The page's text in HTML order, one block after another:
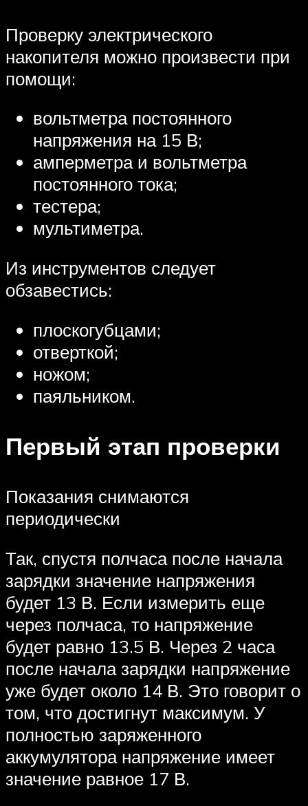
Проверку электрического
накопителя можно произвести при
помощи:
вольтметра постоянного
напряжения на 15 В;
амперметра и вольтметра
постоянного тока;
тестера;
мультиметра.
Из инструментов следует
обзавестись:
плоскогубцами;
отверткой;
ножом;
паяльником.
Первый этап проверки
Показания снимаются
периодически
Так, спустя полчаса после начала
зарядки значение напряжения
будет 13 В. Если измерить еще
через полчаса, то напряжение
будет равно 13.5 В. Через 2 часа
после начала зарядки напряжение
уже будет около 14 В. Это говорит о
том, что достигнут максимум. У
полностью заряженного
аккумулятора напряжение имеет
значение равное 17 В.